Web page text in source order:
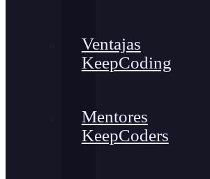
Ventajas
KeepCoding
Mentores
KeepCoders